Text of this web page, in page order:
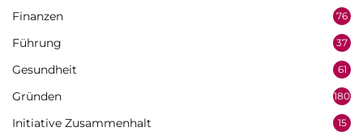
Finanzen 76
Führung 37
Gesundheit 61
Gründen 180
Initiative Zusammenhalt 15